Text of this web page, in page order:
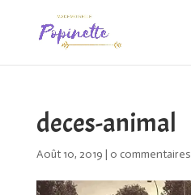
deces-animal
Août 10, 2019 | 0 commentaires